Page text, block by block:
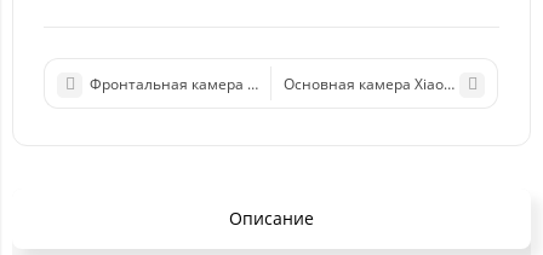
Фронтальная камера Xiaomi Redmi 5Основная камера Xiaomi Redmi
Описание